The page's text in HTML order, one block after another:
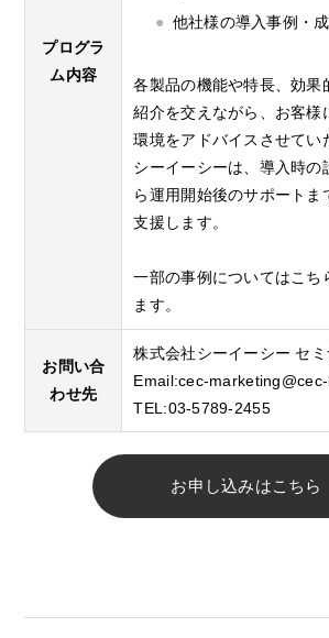
プログラ
ム内容
他社様の導入事例・
各製品の機能や特長、効果
紹介を交えながら、お客様
環境をアドバイスさせてい
シーイーシーは、​導入時の
ら運用開始後のサポートま
支援します。
一部の事例についてはこち
ます。
お問い合
わせ先
株式会社シーイーシー セ
Email:cec-
TEL:03-5789-2455
お申し込みはこちら